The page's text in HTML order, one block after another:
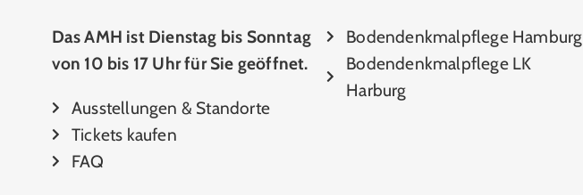
Das AMH ist Dienstag bis Sonntag
von 10 bis 17 Uhr für Sie geöffnet.
Ausstellungen & Standorte
Tickets kaufen
FAQ
Bodendenkmalpflege Hamburg
Bodendenkmalpflege LK
Harburg